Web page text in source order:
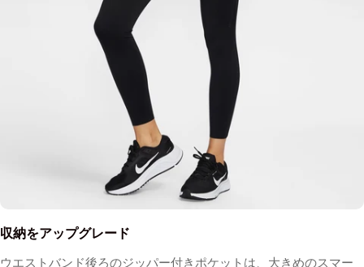
収納をアップグレード
ウエストバンド後ろのジッパー付きポケットは、大きめのスマー